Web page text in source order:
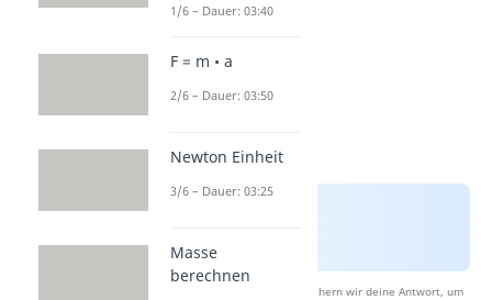
Nach Beantwortung speichern wir deine Antwort, um
1/6 – Dauer: 03:40
F = m • a
2/6 – Dauer: 03:50
Newton Einheit
3/6 – Dauer: 03:25
Masse
berechnen